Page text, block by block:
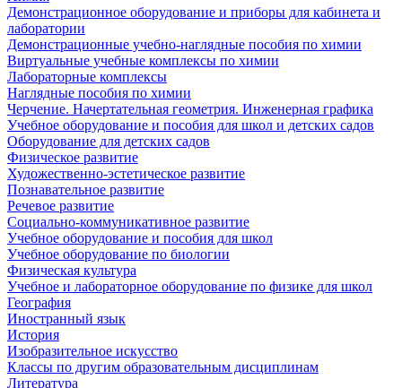
Демонстрационное оборудование и приборы для кабинета и
лаборатории
Демонстрационные учебно-наглядные пособия по химии
Виртуальные учебные комплексы по химии
Лабораторные комплексы
Наглядные пособия по химии
Черчение. Начертательная геометрия. Инженерная графика
Учебное оборудование и пособия для школ и детских садов
Оборудование для детских садов
Физическое развитие
Художественно-эстетическое развитие
Познавательное развитие
Речевое развитие
Социально-коммуникативное развитие
Учебное оборудование и пособия для школ
Учебное оборудование по биологии
Физическая культура
Учебное и лабораторное оборудование по физике для школ
География
Иностранный язык
История
Изобразительное искусство
Классы по другим образовательным дисциплинам
Литература